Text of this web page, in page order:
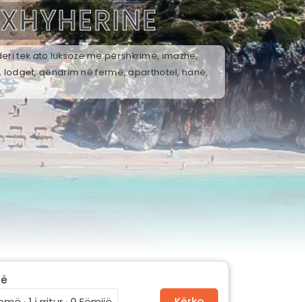
XHYHERINE
tek ato luksoze me përshkrime, imazhe,
qëndrim në fermë, aparthotel, hanë,